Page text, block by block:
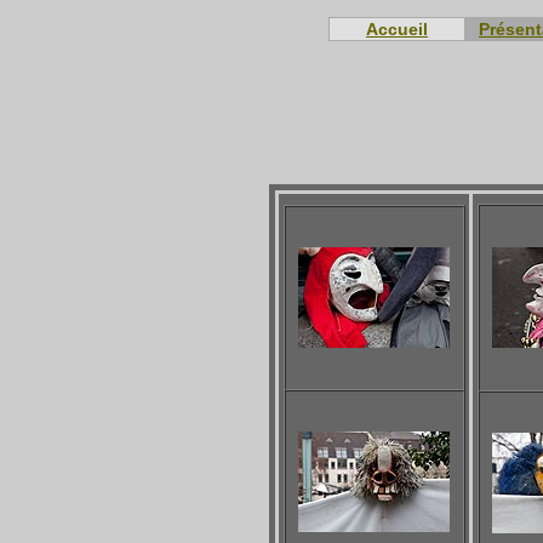
Accueil